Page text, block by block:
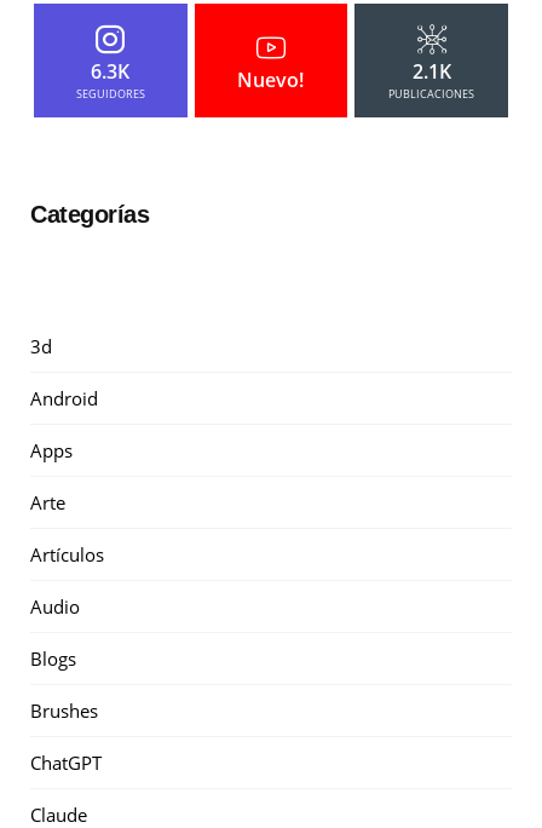
6.3K
SEGUIDORES
Nuevo! 2.1K
PUBLICACIONES
Categorías
3d
Android
Apps
Arte
Artículos
Audio
Blogs
Brushes
ChatGPT
Claude